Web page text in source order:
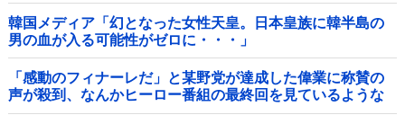
韓国メディア「幻となった女性天皇。日本皇族に韓半島の
男の血が入る可能性がゼロに・・・」
「感動のフィナーレだ」と某野党が達成した偉業に称賛の
声が殺到、なんかヒーロー番組の最終回を見ているような
気分に……他